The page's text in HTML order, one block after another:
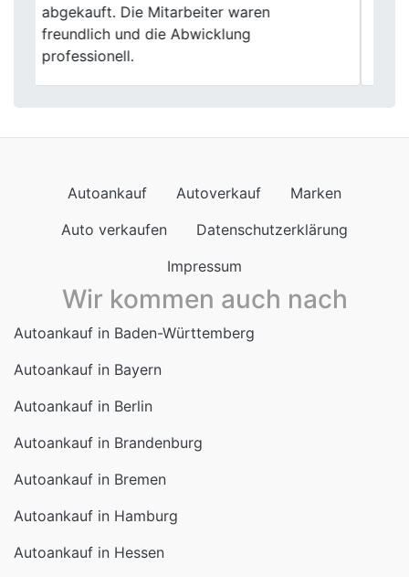
ganze Abwicklung lief professionell und
ich habe einen fairen Preis erhalten. Hier
verkaufe ich mein Auto gerne wieder.
Autoankauf Autoverkauf
Marken
Auto verkaufen
Datenschutzerklärung
Impressum
Wir kommen auch nach
Autoankauf in Baden-Württemberg
Autoankauf in Bayern
Autoankauf in Berlin
Autoankauf in Brandenburg
Autoankauf in Bremen
Autoankauf in Hamburg
Autoankauf in Hessen